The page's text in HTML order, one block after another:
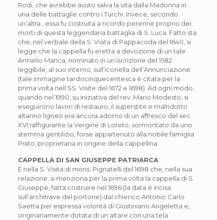
Rodi, che avrebbe avuto salva la vita dalla Madonna in
una delle battaglie contro i Turchi. Invece, secondo
un’altra , essa fu costruita a ricordo perenne proprio dei
morti di questa leggendaria battaglia di S. Luca. Fatto sta
che, nel verbale della S. Visita di Pappacoda del 1640, si
legge che la cappella fu eretta a devozione di un tale
Armelio Manca, nominato in un’iscrizione del 1582
leggibile, al suo interno, sull’iconella dell’Annunciazione
(tale immagine tardocinquecentesca è citata per la
prima volta nell SS. Visite del 1672 e 1698). Ad ogni modo,
quando nel 1990, su iniziativa del rev. Mario Modesto, si
eseguirono lavori di restauro, il superstite e malridotto
altarino ligneo era ancora adorno di un affresco del sec.
XVI raffigurante la Vergine di Loreto, sormontato da uno
stemma gentilizio, forse appartenuto alla nobile famiglia
Prato, proprietaria in origine della cappellina.
CAPPELLA DI SAN GIUSEPPE PATRIARCA
È nella S. Visita di mons. Pignatelli del 1698 che, nella sua
relazione, si menziona per la prima volta la cappella di S.
Giuseppe, fatta costruire nel 1696 (la data è incisa
sull’architrave del portone) dal chierico Antonio Carlo
Saetta per espressa volontà di Giustiniano Angeletta e,
originariamente dotata di un altare con una tela